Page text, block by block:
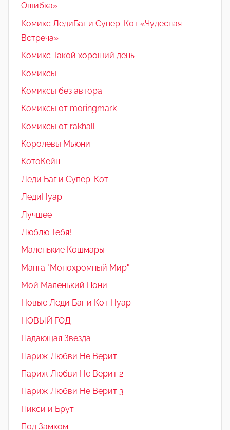
Ошибка»
Комикс ЛедиБаг и Супер-Кот «Чудесная
Встреча»
Комикс Такой хороший день
Комиксы
Комиксы без автора
Комиксы от moringmark
Комиксы от rakhall
Королевы Мьюни
КотоКейн
Леди Баг и Супер-Кот
ЛедиНуар
Лучшее
Люблю Тебя!
Маленькие Кошмары
Манга "Монохромный Мир"
Мой Маленький Пони
Новые Леди Баг и Кот Нуар
НОВЫЙ ГОД
Падающая Звезда
Париж Любви Не Верит
Париж Любви Не Верит 2
Париж Любви Не Верит 3
Пикси и Брут
Под Замком